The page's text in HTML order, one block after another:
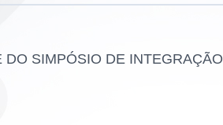
SIMPÓSIO DE INTEGRAÇÃO